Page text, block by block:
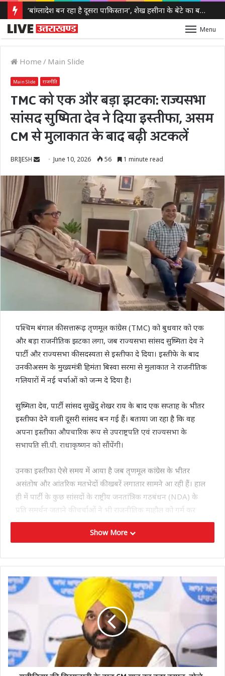
‘बांग्लादेश बन रहा है दूसरा पाकिस्तान’, शेख हसीना के बेटे का बड़ा दावा, दो साल बाद हसीना ने भी तोड़ी चुप्पी
Menu
Home / Main Slide
Main Slide राजनीति
TMC को एक और बड़ा झटका: राज्यसभा
सांसद सुष्मिता देव ने दिया इस्तीफा, असम
CM से मुलाकात के बाद बढ़ी अटकलें
BRIJESH
Send
email
June 10, 2026 56 1 minute read
पश्चिम बंगाल की सत्तारूढ़ तृणमूल कांग्रेस (TMC) को बुधवार को एक
और बड़ा राजनीतिक झटका लगा, जब राज्यसभा सांसद सुष्मिता देव ने
पार्टी और राज्यसभा की सदस्यता से इस्तीफा दे दिया। इस्तीफे के बाद
उनकी असम के मुख्यमंत्री हिमंता बिस्वा सरमा से मुलाकात ने राजनीतिक
गलियारों में नई चर्चाओं को जन्म दे दिया है।
सुष्मिता देव, पार्टी सांसद सुखेंदु शेखर राय के बाद एक सप्ताह के भीतर
इस्तीफा देने वाली दूसरी सांसद बन गई हैं। बताया जा रहा है कि वह
अपना इस्तीफा औपचारिक रूप से उपराष्ट्रपति एवं राज्यसभा के
सभापति सी.पी. राधाकृष्णन को सौंपेंगी।
उनका इस्तीफा ऐसे समय में आया है जब तृणमूल कांग्रेस के भीतर
असंतोष और आंतरिक मतभेदों की खबरें लगातार सामने आ रही हैं। हाल
ही में पार्टी के कुछ सांसदों के राष्ट्रीय जनतांत्रिक गठबंधन (NDA) के
प्रति समर्थन जताने की चर्चाओं ने भी राजनीतिक माहौल को गर्म कर
दिया था।
मुश्किलें और बढ़ा दी हैं। उन्होंने दावा किया था कि तृणमूल कांग्रेस के
करीब 20 सांसद NDA के साथ जाने की इच्छा जता चुके हैं और इस
संबंध में लोकसभा अध्यक्ष को पत्र भी सौंपा गया है। काकोली घोष
वर्तमान में पार्टी के बागी गुट का नेतृत्व कर रही हैं, जबकि वरिष्ठ सांसद
शताब्दी रॉय को उस गुट का उपनेता बनाया गया है।
बंगाल की इस राजनीतिक उथल-पुथल का असर राष्ट्रीय राजनीति में भी
दिखाई देने लगा है। इसी क्रम में TMC सांसद पार्थ भौमिक ने नई दिल्ली
स्थित उस सरकारी आवास को खाली कर दिया, जो लंबे समय से पार्टी की
Show More